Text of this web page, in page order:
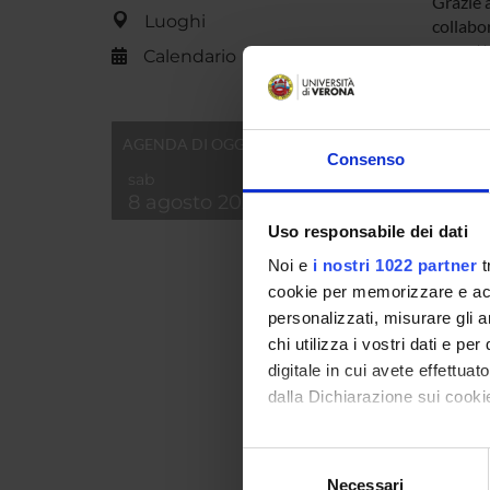
Consenso
Uso responsabile dei dati
Noi e i nostri 1022 partner
cookie per memorizzare e
personalizzati, misurare gli
chi utilizza i vostri dati e per
digitale in cui avete
dalla Dichiarazione sui
Con il tuo consenso,
raccogliere
Necessari
Luoghi
Calendario
8 agosto 2026
poi
e